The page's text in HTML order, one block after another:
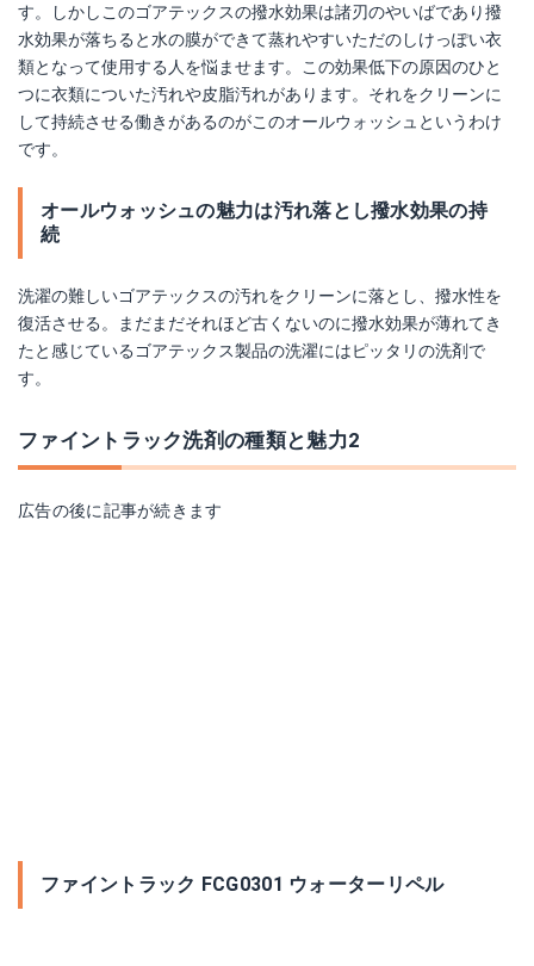
す。しかしこのゴアテックスの撥水効果は諸刃のやいばであり撥
水効果が落ちると水の膜ができて蒸れやすいただのしけっぽい衣
類となって使用する人を悩ませます。この効果低下の原因のひと
つに衣類についた汚れや皮脂汚れがあります。それをクリーンに
して持続させる働きがあるのがこのオールウォッシュというわけ
です。
オールウォッシュの魅力は汚れ落とし撥水効果の持
続
洗濯の難しいゴアテックスの汚れをクリーンに落とし、撥水性を
復活させる。まだまだそれほど古くないのに撥水効果が薄れてき
たと感じているゴアテックス製品の洗濯にはピッタリの洗剤で
す。
ファイントラック洗剤の種類と魅力2
広告の後に記事が続きます
ファイントラック FCG0301 ウォーターリペル